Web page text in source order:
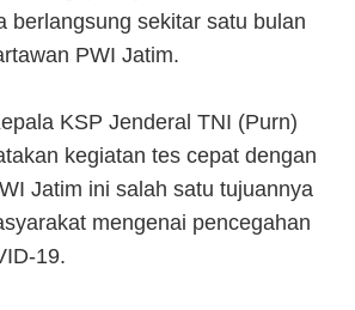
berlangsung sekitar satu bulan
PWI Jatim.
KSP Jenderal TNI (Purn)
kegiatan tes cepat dengan
Jatim ini salah satu tujuannya
mengenai pencegahan
19.